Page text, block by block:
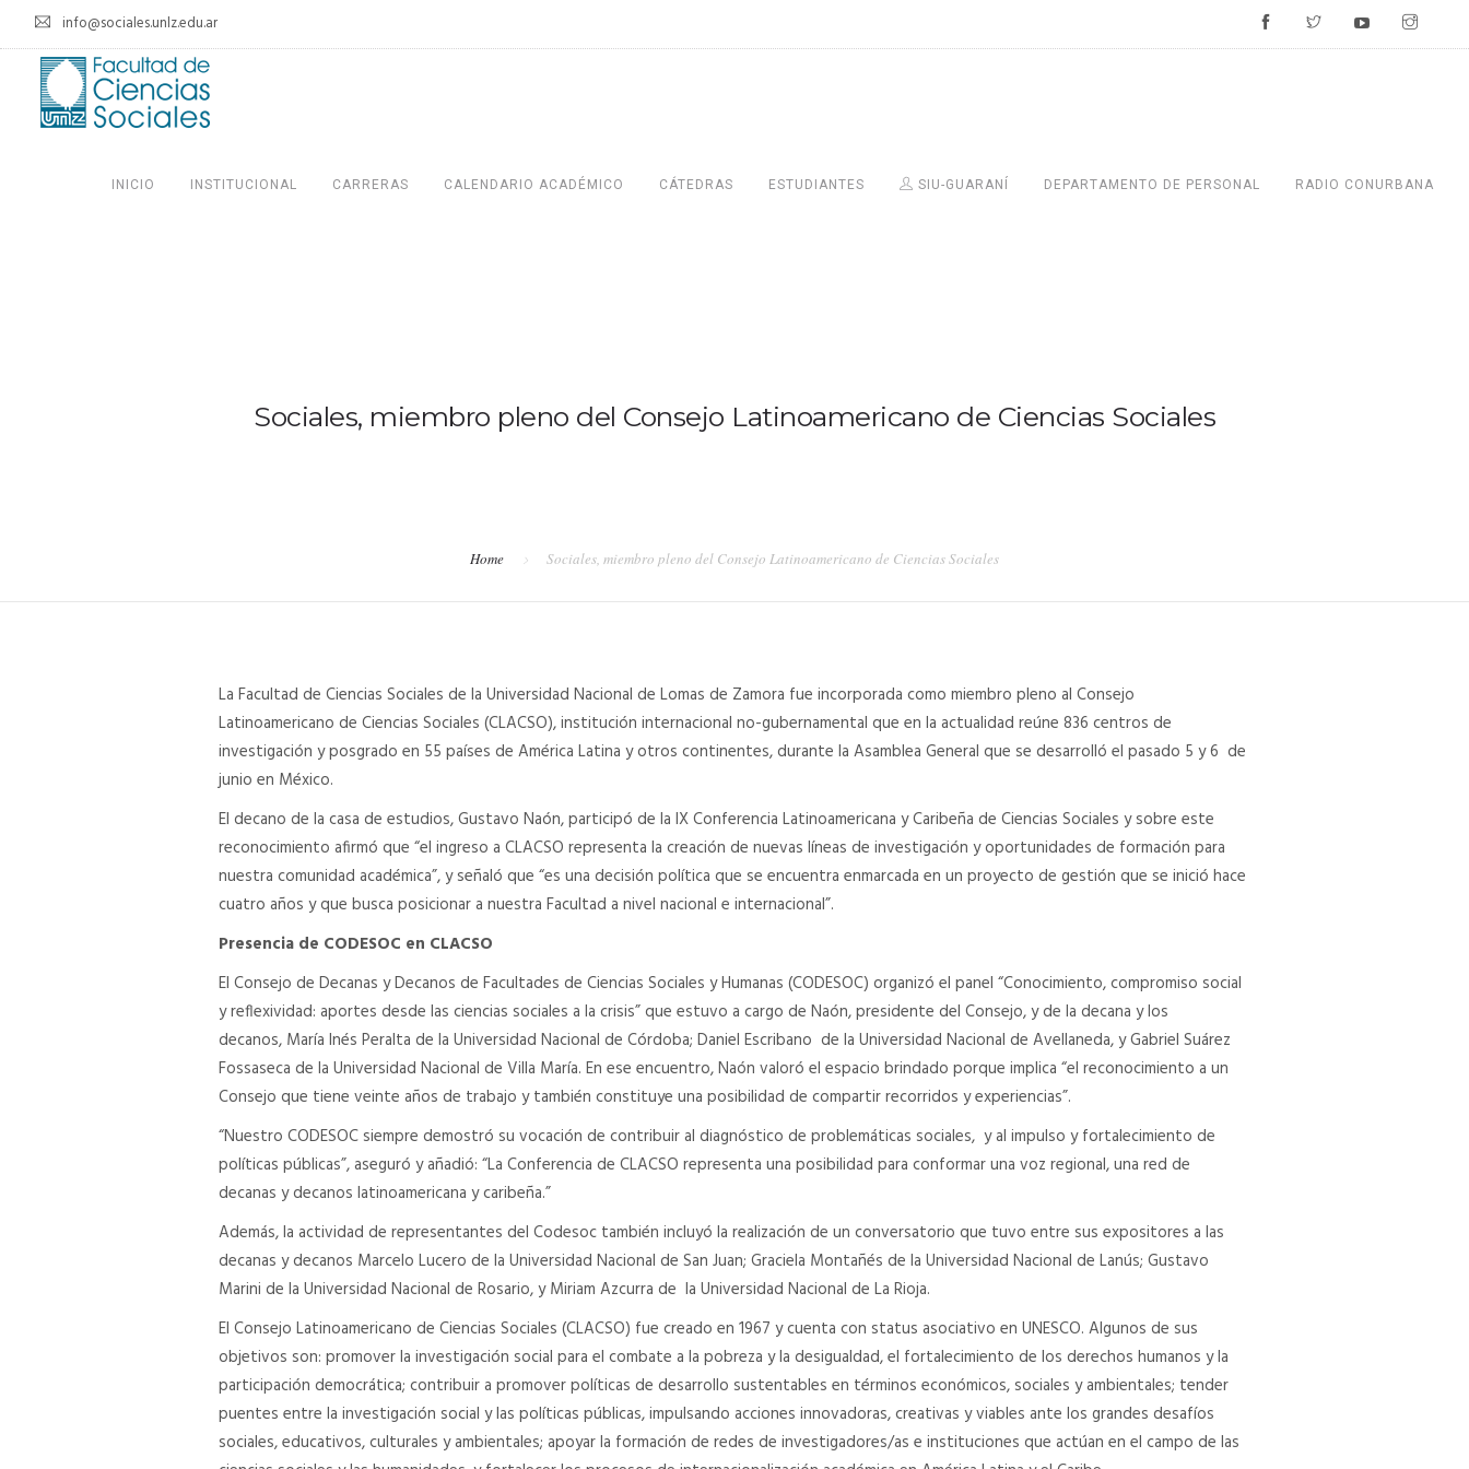
info@sociales.unlz.edu.ar
INICIO INSTITUCIONAL CARRERAS CALENDARIO ACADÉMICO CÁTEDRAS ESTUDIANTES SIU-GUARANÍ DEPARTAMENTO DE PERSONAL RADIO CONURBANA
Sociales, miembro pleno del Consejo Latinoamericano de Ciencias Sociales
Home Sociales, miembro pleno del Consejo Latinoamericano de Ciencias Sociales
La Facultad de Ciencias Sociales de la Universidad Nacional de Lomas de Zamora fue incorporada como miembro pleno al Consejo
Latinoamericano de Ciencias Sociales (CLACSO), institución internacional no-gubernamental que en la actualidad reúne 836 centros de
investigación y posgrado en 55 países de América Latina y otros continentes, durante la Asamblea General que se desarrolló el pasado 5 y 6 de
junio en México.
El decano de la casa de estudios, Gustavo Naón, participó de la IX Conferencia Latinoamericana y Caribeña de Ciencias Sociales y sobre este
reconocimiento afirmó que “el ingreso a CLACSO representa la creación de nuevas líneas de investigación y oportunidades de formación para
nuestra comunidad académica”, y señaló que “es una decisión política que se encuentra enmarcada en un proyecto de gestión que se inició hace
cuatro años y que busca posicionar a nuestra Facultad a nivel nacional e internacional”.
Presencia de CODESOC en CLACSO
El Consejo de Decanas y Decanos de Facultades de Ciencias Sociales y Humanas (CODESOC) organizó el panel “Conocimiento, compromiso social
y reflexividad: aportes desde las ciencias sociales a la crisis” que estuvo a cargo de Naón, presidente del Consejo, y de la decana y los
decanos, María Inés Peralta de la Universidad Nacional de Córdoba; Daniel Escribano de la Universidad Nacional de Avellaneda, y Gabriel Suárez
Fossaseca de la Universidad Nacional de Villa María. En ese encuentro, Naón valoró el espacio brindado porque implica “el reconocimiento a un
Consejo que tiene veinte años de trabajo y también constituye una posibilidad de compartir recorridos y experiencias”.
“Nuestro CODESOC siempre demostró su vocación de contribuir al diagnóstico de problemáticas sociales, y al impulso y fortalecimiento de
políticas públicas”, aseguró y añadió: “La Conferencia de CLACSO representa una posibilidad para conformar una voz regional, una red de
decanas y decanos latinoamericana y caribeña.”
Además, la actividad de representantes del Codesoc también incluyó la realización de un conversatorio que tuvo entre sus expositores a las
decanas y decanos Marcelo Lucero de la Universidad Nacional de San Juan; Graciela Montañés de la Universidad Nacional de Lanús; Gustavo
Marini de la Universidad Nacional de Rosario, y Miriam Azcurra de la Universidad Nacional de La Rioja.
El Consejo Latinoamericano de Ciencias Sociales (CLACSO) fue creado en 1967 y cuenta con status asociativo en UNESCO. Algunos de sus
objetivos son: promover la investigación social para el combate a la pobreza y la desigualdad, el fortalecimiento de los derechos humanos y la
participación democrática; contribuir a promover políticas de desarrollo sustentables en términos económicos, sociales y ambientales; tender
puentes entre la investigación social y las políticas públicas, impulsando acciones innovadoras, creativas y viables ante los grandes desafíos
sociales, educativos, culturales y ambientales; apoyar la formación de redes de investigadores/as e instituciones que actúan en el campo de las